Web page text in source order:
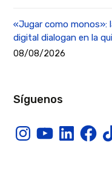
«Jugar como monos»:
digital dialogan en la
08/08/2026
Síguenos
InstagramYouTubeLinkedIn